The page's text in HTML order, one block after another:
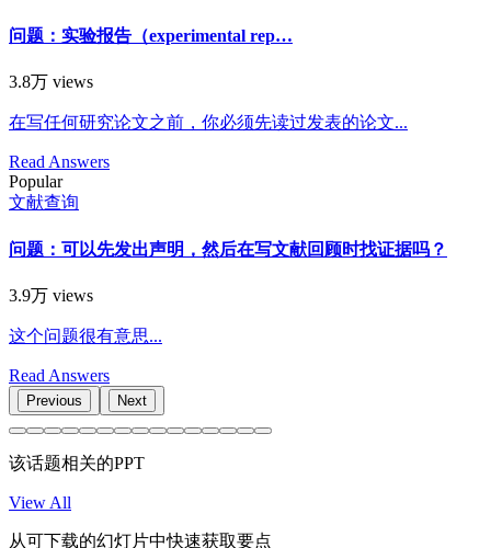
问题：实验报告（experimental rep…
3.8万 views
在写任何研究论文之前，你必须先读过发表的论文...
Read Answers
Popular
文献查询
问题：可以先发出声明，然后在写文献回顾时找证据吗？
3.9万 views
这个问题很有意思...
Read Answers
Previous Next
该话题相关的PPT
View All
从可下载的幻灯片中快速获取要点